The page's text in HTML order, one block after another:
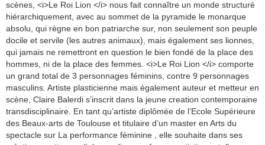
scènes, <i>Le Roi Lion </i> nous fait connaître un monde structuré
hiérarchiquement, avec au sommet de la pyramide le monarque
absolu, qui règne en bon patriarche sur, non seulement son peuple
docile et servile (les autres animaux), mais également ses lionnes,
qui jamais ne remettront en question le bien fondé de la place des
hommes, ni de la place des femmes. <i>Le Roi Lion </i> comporte
un grand total de 3 personnages féminins, contre 9 personnages
masculins. Artiste plasticienne mais également auteur et metteur en
scène, Claire Balerdi s’inscrit dans la jeune creation contemporaine
transdisciplinaire. En tant qu’artiste diplômée de l’Ecole Supérieure
des Beaux-arts de Toulouse et titulaire d’un master en Arts du
spectacle sur La performance féminine , elle souhaite dans ses